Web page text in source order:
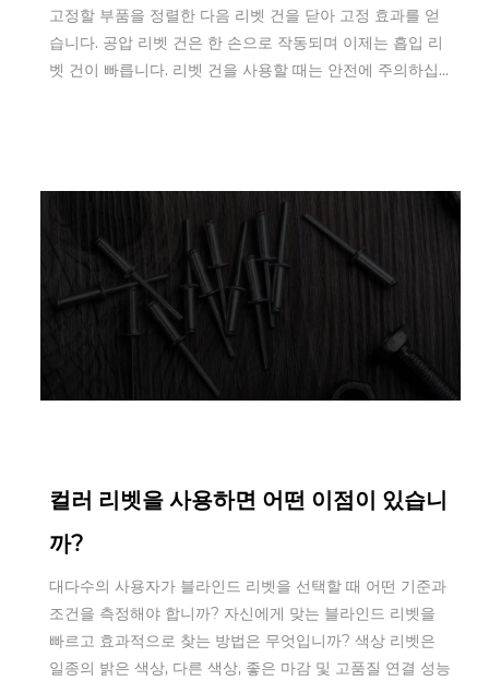
고정할 부품을 정렬한 다음 리벳 건을 닫아 고정 효과를 얻
습니다. 공압 리벳 건은 한 손으로 작동되며 이제는 흡입 리
벳 건이 빠릅니다. 리벳 건을 사용할 때는 안전에 주의하십...
컬러 리벳을 사용하면 어떤 이점이 있습니
까?
대다수의 사용자가 블라인드 리벳을 선택할 때 어떤 기준과
조건을 측정해야 합니까? 자신에게 맞는 블라인드 리벳을
빠르고 효과적으로 찾는 방법은 무엇입니까? 색상 리벳은
일종의 밝은 색상, 다른 색상, 좋은 마감 및 고품질 연결 성능